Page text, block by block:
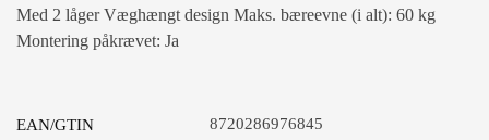
Med 2 låger Væghængt design Maks. bæreevne (i alt): 60 kg
Montering påkrævet: Ja
EAN/GTIN 8720286976845